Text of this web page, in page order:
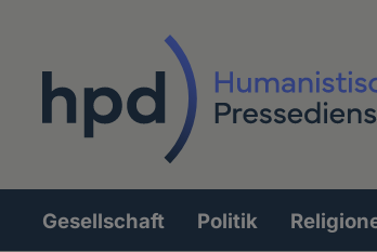
Hauptnavigation
Gesellschaft Politik